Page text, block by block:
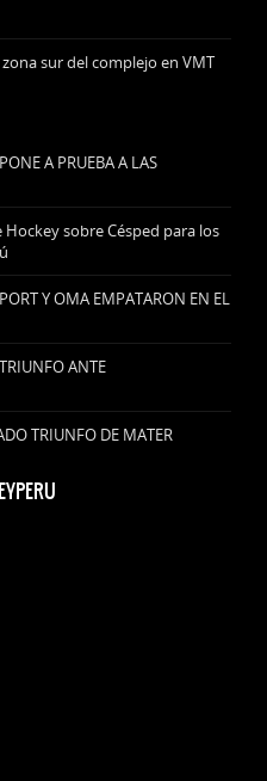
sur del complejo en VMT
A PRUEBA A LAS
sobre Césped para los
Y OMA EMPATARON EN EL
ANTE
TRIUNFO DE MATER